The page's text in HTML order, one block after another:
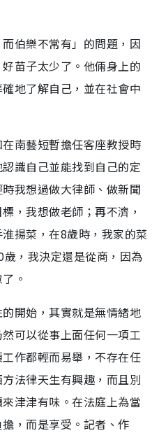
伯樂不常有」的問題，因
苗子太少了。他倆身上的
地了解自己，並在社會中
南藝短暫擔任客座教授時
識自己並能找到自己的定
我想過做大律師、做新聞
，我想做老師；再不濟，
揚菜，在8歲時，我家的菜
，我決定還是從商，因為
。
開始，其實就是無情緒地
可以從事上面任何一項工
作都輕而易舉，不存在任
法律天生有興趣，而且別
津津有味。在法庭上為當
，而是享受。記者、作